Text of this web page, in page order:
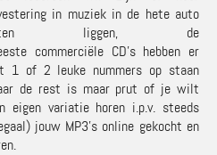
in muziek in de hete auto
liggen, de
commerciële CD’s hebben er
1 of 2 leuke nummers op staan
de rest is maar prut of je wilt
eigen variatie horen i.p.v. steeds
jouw MP3’s online gekocht en